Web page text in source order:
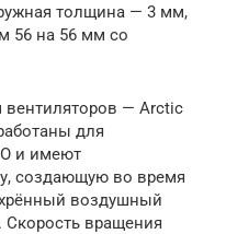
толщина — 3 мм,
56 на 56 мм со
— Arctic
для
и имеют
создающую во время
воздушный
вращения